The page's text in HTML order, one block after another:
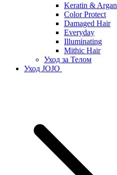
Keratin & Argan
Color Protect
Damaged Hair
Everyday
Illuminating
Mithic Hair
Уход за Телом
Уход JOJO